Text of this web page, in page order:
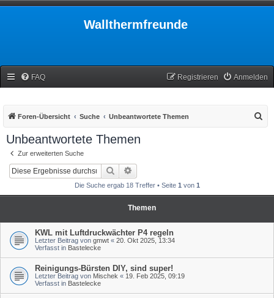
Wallthermfreunde
FAQ Anmelden
Registrieren
Foren-Übersicht Suche Unbeantwortete Themen
Unbeantwortete Themen
Zur erweiterten Suche
Suche
Die Suche ergab 18 Treffer • Seite 1 von 1
Themen
KWL mit Luftdruckwächter P4 regeln
Letzter Beitrag von gmwt « 20. Okt 2025, 13:34
Verfasst in Bastelecke
Reinigungs-Bürsten DIY, sind super!
Letzter Beitrag von Mischek « 19. Feb 2025, 09:19
Verfasst in Bastelecke